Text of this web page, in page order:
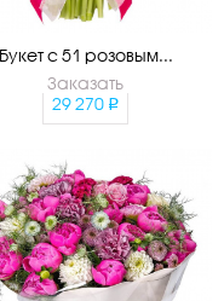
Букет с 51 розовым...
Заказать
29 270